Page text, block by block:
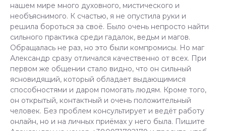
нашем мире много духовного, мистического и
необъяснимого. К счастью, я не опустила руки и
решила бороться за своё. Было очень непросто найти
сильного практика среди гадалок, ведьм и магов.
Обращалась не раз, но это были компромисы. Но маг
Александр сразу отличался качественно от всех. При
первом же общении стало видно, что он сильный
ясновидящий, который обладает выдающимися
способностями и даром помогать людям. Кроме того,
он открытый, контактный и очень положительный
человек. Без проблем консультирует и ведёт работу
онлайн, но и на личных приёмах у него была. Пишите